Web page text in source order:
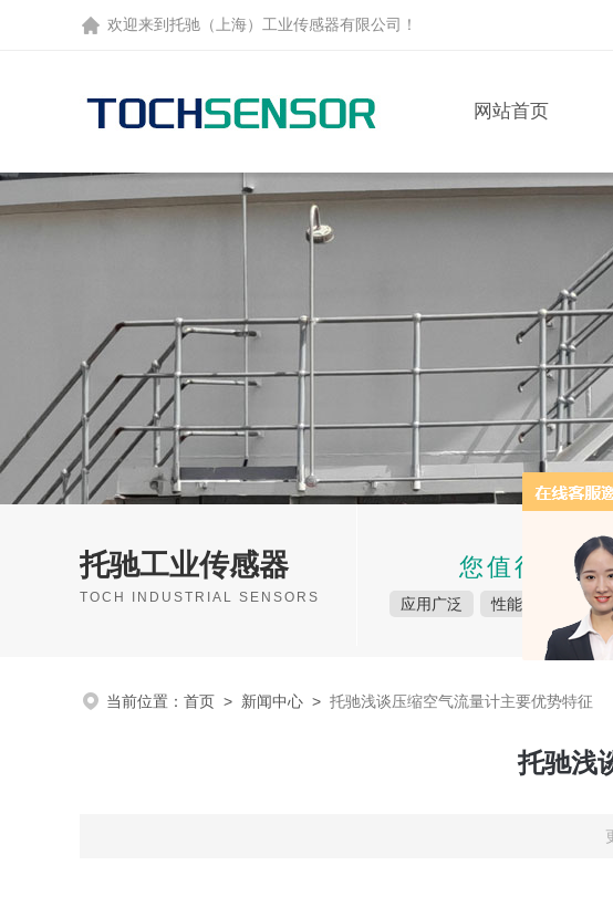
欢迎来到托驰（上海）工业传感器有限公司！
网站首页
托驰工业传感器
TOCH INDUSTRIAL SENSORS
您值得信赖
应用广泛 性能稳定 品质
当前位置： 首页 > 新闻中心 > 托驰浅谈压缩空气流量计主要优势特征
托驰浅